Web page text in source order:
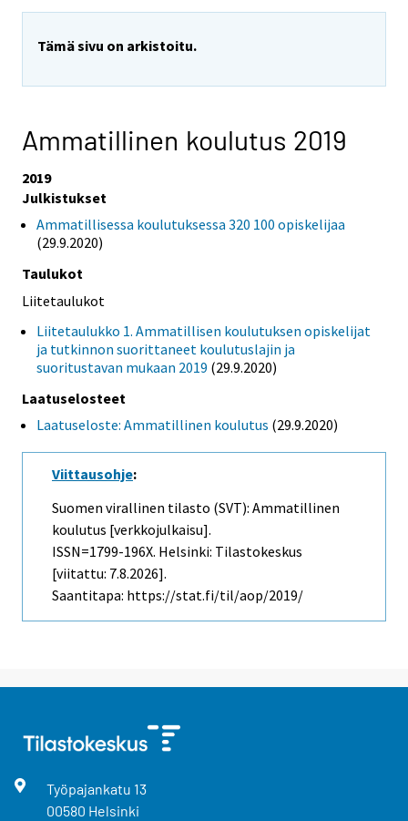
Tämä sivu on arkistoitu.
Ammatillinen koulutus 2019
2019
Julkistukset
Ammatillisessa koulutuksessa 320 100 opiskelijaa
(29.9.2020)
Taulukot
Liitetaulukot
Liitetaulukko 1. Ammatillisen koulutuksen opiskelijat
ja tutkinnon suorittaneet koulutuslajin ja
suoritustavan mukaan 2019 (29.9.2020)
Laatuselosteet
Laatuseloste: Ammatillinen koulutus (29.9.2020)
Viittausohje:
Suomen virallinen tilasto (SVT): Ammatillinen
koulutus [verkkojulkaisu].
ISSN=1799-196X. Helsinki: Tilastokeskus
[viitattu: 7.8.2026].
Saantitapa: https://stat.fi/til/aop/2019/
Työpajankatu 13
00580 Helsinki